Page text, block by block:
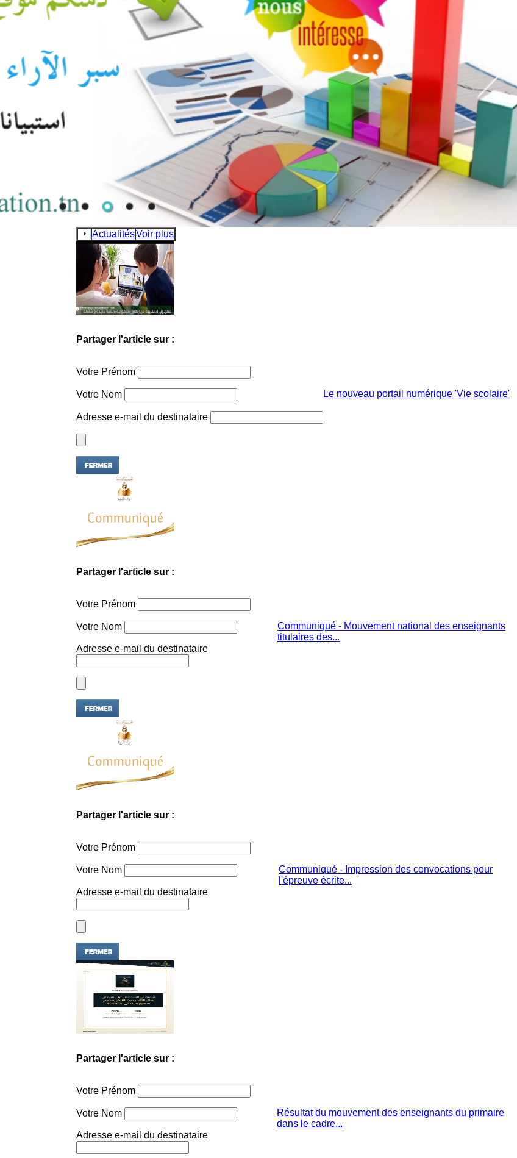
ActualitésVoir plus
Partager l'article sur :
Votre Prénom
Votre Nom
Adresse e-mail du destinataire
Le nouveau portail numérique 'Vie scolaire'
Partager l'article sur :
Votre Prénom
Votre Nom
Adresse e-mail du destinataire
Communiqué - Mouvement national des enseignants
titulaires des...
Partager l'article sur :
Votre Prénom
Votre Nom
Adresse e-mail du destinataire
Communiqué - Impression des convocations pour
l'épreuve écrite...
Partager l'article sur :
Votre Prénom
Votre Nom
Adresse e-mail du destinataire
Résultat du mouvement des enseignants du primaire
dans le cadre...